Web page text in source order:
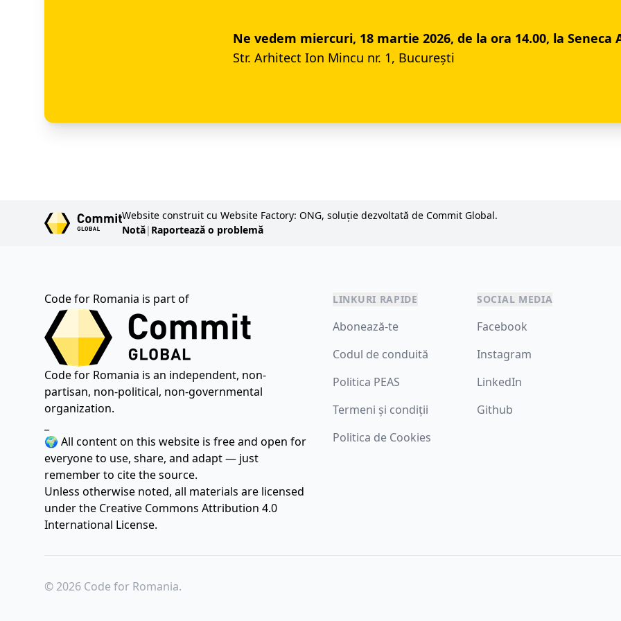
Ne vedem miercuri, 18 martie 2026, de la ora 14.00, la Seneca
Str. Arhitect Ion Mincu nr. 1, București
Website construit cu Website Factory: ONG, soluție dezvoltată de Commit Global.
Notă| Raportează o problemă
Code for Romania is part of
Code for Romania is an independent, non-
partisan, non-political, non-governmental
organization.
🌍 All content on this website is free and open for
everyone to use, share, and adapt — just
remember to cite the source.
Unless otherwise noted, all materials are licensed
under the Creative Commons Attribution 4.0
International License.
LINKURI RAPIDE
Abonează-te
Codul de conduită
Politica PEAS
Termeni și condiții
Politica de Cookies
SOCIAL MEDIA
Facebook
Instagram
LinkedIn
Github
© 2026 Code for Romania.